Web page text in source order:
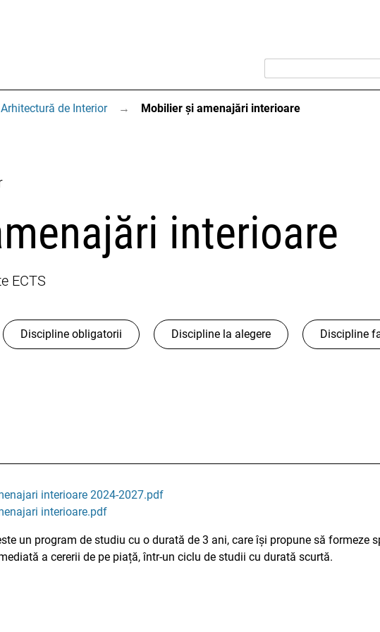
de Interior → Mobilier și amenajări interioare
interioare
ECTS
Discipline obligatorii Discipline la alegere Discipline
interioare 2024-2027.pdf
interioare.pdf
un program de studiu cu o durată de 3 ani, care își propune să formeze
a cererii de pe piață, într-un ciclu de studii cu durată scurtă.